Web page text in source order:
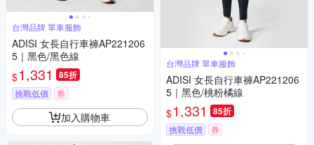
台灣品牌 單車服飾
ADISI 女長自行車褲AP221206
5｜黑色/黑色線
$1,331 85折
挑戰低價 券
加入購物車
台灣品牌 單車服飾
ADISI 女長自行車褲AP221206
5｜黑色/桃粉橘線
$1,331 85折
挑戰低價 券